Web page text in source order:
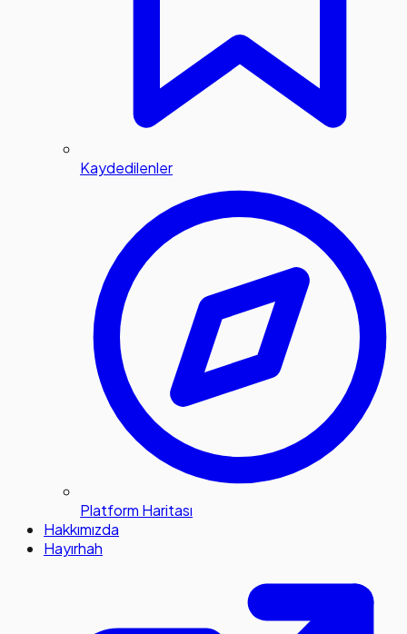
Kaydedilenler
Platform Haritası
Hakkımızda
Hayırhah